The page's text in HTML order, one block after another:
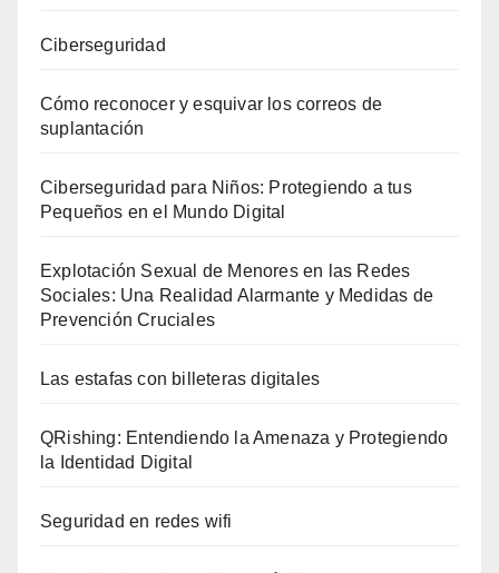
Ciberseguridad
Cómo reconocer y esquivar los correos de
suplantación
Ciberseguridad para Niños: Protegiendo a tus
Pequeños en el Mundo Digital
Explotación Sexual de Menores en las Redes
Sociales: Una Realidad Alarmante y Medidas de
Prevención Cruciales
Las estafas con billeteras digitales
QRishing: Entendiendo la Amenaza y Protegiendo
la Identidad Digital
Seguridad en redes wifi